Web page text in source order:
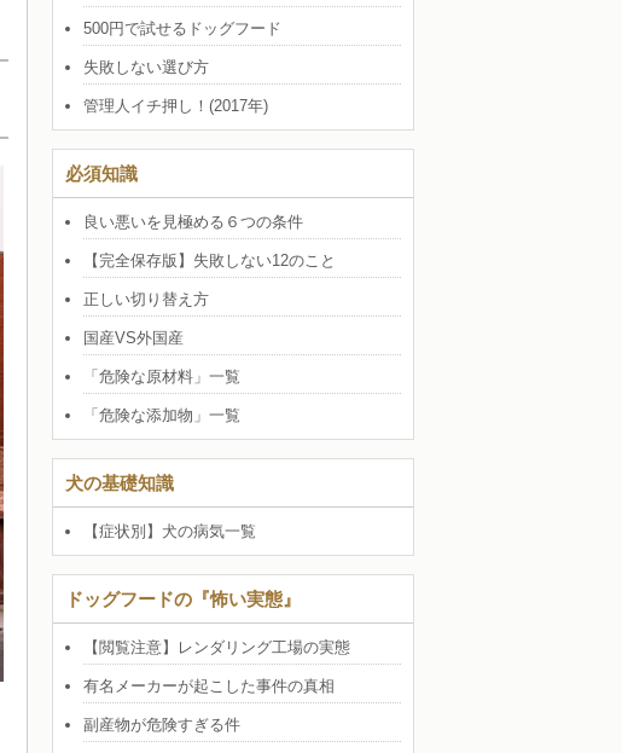
500円で試せるドッグフード
失敗しない選び方
管理人イチ押し！(2017年)
必須知識
良い悪いを見極める６つの条件
【完全保存版】失敗しない12のこと
正しい切り替え方
国産VS外国産
「危険な原材料」一覧
「危険な添加物」一覧
犬の基礎知識
【症状別】犬の病気一覧
ドッグフードの『怖い実態』
【閲覧注意】レンダリング工場の実態
有名メーカーが起こした事件の真相
副産物が危険すぎる件